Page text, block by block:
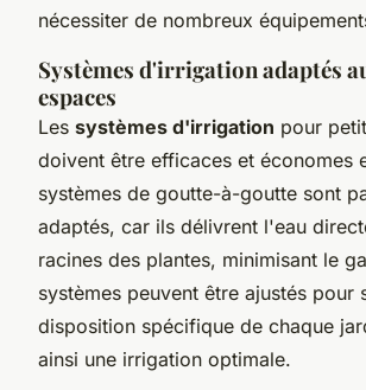
nécessiter de nombreux
Systèmes d'irrigation adaptés
espaces
Les systèmes d'irrigation pour
doivent être efficaces et économes
systèmes de goutte-à-goutte sont
adaptés, car ils délivrent l'eau
racines des plantes, minimisant le
systèmes peuvent être ajustés pour
disposition spécifique de chaque
ainsi une irrigation optimale.